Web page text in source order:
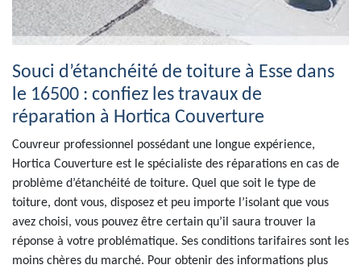
Souci d’étanchéité de toiture à Esse dans
le 16500 : confiez les travaux de
réparation à Hortica Couverture
Couvreur professionnel possédant une longue expérience,
Hortica Couverture est le spécialiste des réparations en cas de
problème d’étanchéité de toiture. Quel que soit le type de
toiture, dont vous, disposez et peu importe l’isolant que vous
avez choisi, vous pouvez être certain qu’il saura trouver la
réponse à votre problématique. Ses conditions tarifaires sont les
moins chères du marché. Pour obtenir des informations plus